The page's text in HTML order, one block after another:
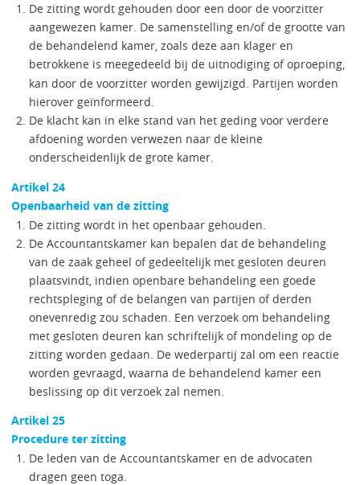
De zitting wordt gehouden door een door de voorzitter
aangewezen kamer. De samenstelling en/of de grootte van
de behandelend kamer, zoals deze aan klager en
betrokkene is meegedeeld bij de uitnodiging of oproeping,
kan door de voorzitter worden gewijzigd. Partijen worden
hierover geïnformeerd.
De klacht kan in elke stand van het geding voor verdere
afdoening worden verwezen naar de kleine
onderscheidenlijk de grote kamer.
Artikel 24
Openbaarheid van de zitting
De zitting wordt in het openbaar gehouden.
De Accountantskamer kan bepalen dat de behandeling
van de zaak geheel of gedeeltelijk met gesloten deuren
plaatsvindt, indien openbare behandeling een goede
rechtspleging of de belangen van partijen of derden
onevenredig zou schaden. Een verzoek om behandeling
met gesloten deuren kan schriftelijk of mondeling op de
zitting worden gedaan. De wederpartij zal om een reactie
worden gevraagd, waarna de behandelend kamer een
beslissing op dit verzoek zal nemen.
Artikel 25
Procedure ter zitting
De leden van de Accountantskamer en de advocaten
dragen geen toga.